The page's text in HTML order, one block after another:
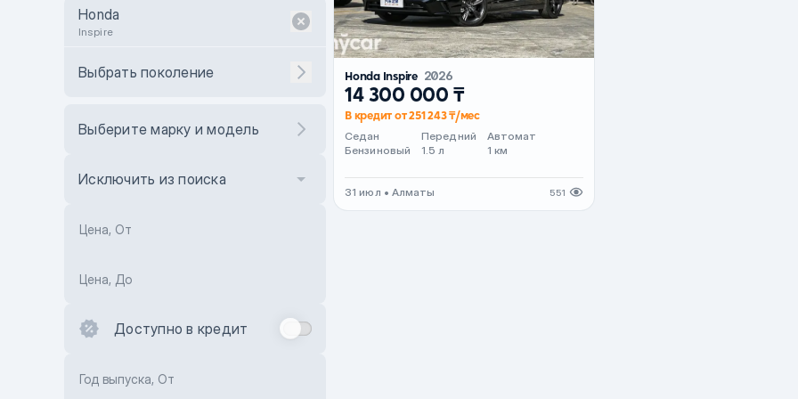
Honda
Inspire
Выбрать поколение
Выберите марку и модель
Исключить из поиска
Цена, От
Цена, До
Доступно в кредит
Год выпуска, От
Honda Inspire 2026
14 300 000 ₸
В кредит от 251 243 ₸/мес
Седан
Бензиновый
Передний
1.5 л
Автомат
1 км
31 июл • Алматы 551